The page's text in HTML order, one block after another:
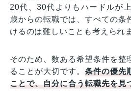
20代、30代よりもハードルが
歳からの転職では、すべての条
けるのは難しいことも考えられ
そのため、数ある希望条件を整
ることが大切です。条件の優先
ことで、自分に合う転職先を見